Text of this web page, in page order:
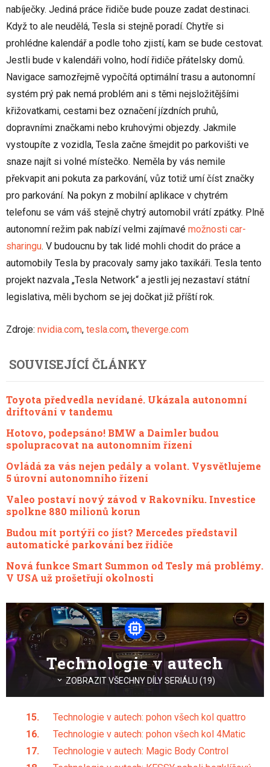
nabíječky. Jediná práce řidiče bude pouze zadat destinaci.
Když to ale neudělá, Tesla si stejně poradí. Chytře si
prohlédne kalendář a podle toho zjistí, kam se bude cestovat.
Jestli bude v kalendáři volno, hodí řidiče přátelsky domů.
Navigace samozřejmě vypočítá optimální trasu a autonomní
systém prý pak nemá problém ani s těmi nejsložitějšími
křižovatkami, cestami bez označení jízdních pruhů,
dopravními značkami nebo kruhovými objezdy. Jakmile
vystoupíte z vozidla, Tesla začne šmejdit po parkovišti ve
snaze najít si volné místečko. Neměla by vás nemile
překvapit ani pokuta za parkování, vůz totiž umí číst značky
pro parkování. Na pokyn z mobilní aplikace v chytrém
telefonu se vám váš stejně chytrý automobil vrátí zpátky. Plně
autonomní režim pak nabízí velmi zajímavé možnosti car-
sharingu. V budoucnu by tak lidé mohli chodit do práce a
automobily Tesla by pracovaly samy jako taxikáři. Tesla tento
projekt nazvala „Tesla Network“ a jestli jej nezastaví státní
legislativa, měli bychom se jej dočkat již příští rok.
Zdroje: nvidia.com, tesla.com, theverge.com
Technologie v autech
ZOBRAZIT VŠECHNY DÍLY SERIÁLU (19)
Technologie v autech: pohon všech kol quattro
Technologie v autech: pohon všech kol 4Matic
Technologie v autech: Magic Body Control
SOUVISEJÍCÍ ČLÁNKY
Toyota předvedla nevídané. Ukázala autonomní
driftování v tandemu
Hotovo, podepsáno! BMW a Daimler budou
spolupracovat na autonomním řízení
Ovládá za vás nejen pedály a volant. Vysvětlujeme
5 úrovní autonomního řízení
Valeo postaví nový závod v Rakovníku. Investice
spolkne 880 milionů korun
Budou mít portýři co jíst? Mercedes představil
automatické parkování bez řidiče
Nová funkce Smart Summon od Tesly má problémy.
V USA už prošetřují okolnosti